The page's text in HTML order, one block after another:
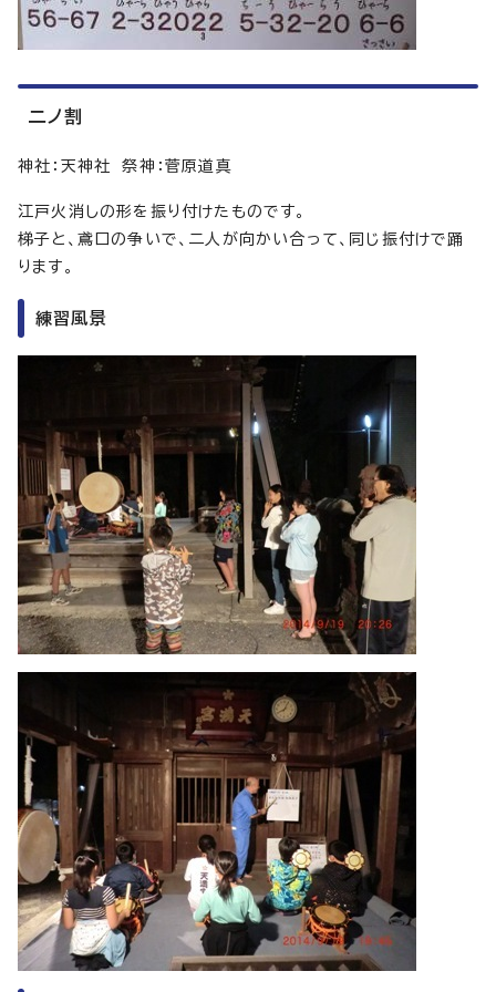
二ノ割
神社：天神社 祭神：菅原道真
江戸火消しの形を振り付けたものです。
梯子と、鳶口の争いで、二人が向かい合って、同じ振付けで踊
ります。
練習風景